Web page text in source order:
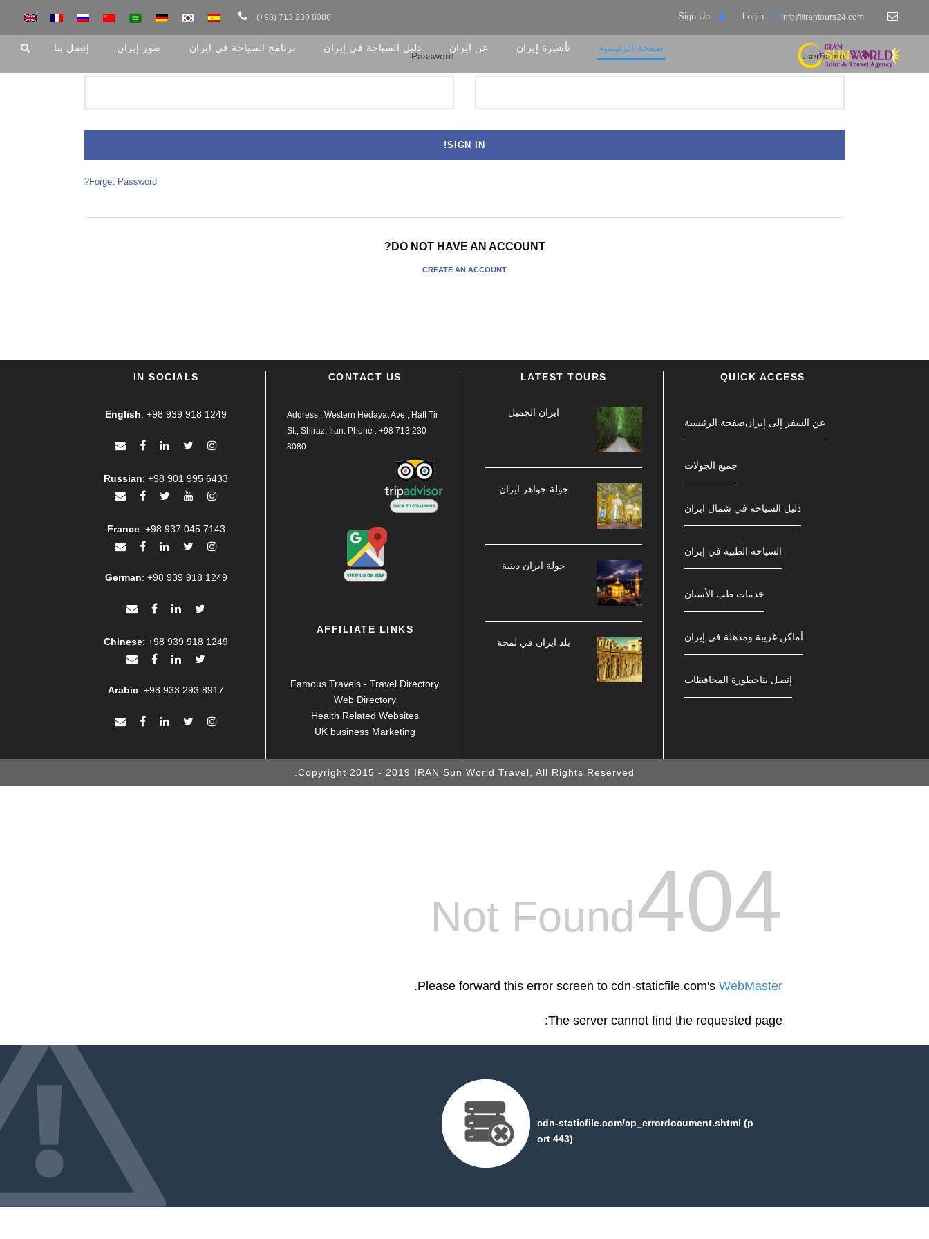
(+98) 713 230 8080 Login
Sign Up
صفحة الرئیسیة تأشيرة إيران عن ایران دلیل السیاحة فی إیران برنامج السیاحة فی ایران صور إیران إتصل بنا
Username
Password
Forget Password?
DO NOT HAVE AN ACCOUNT?
CREATE AN ACCOUNT
QUICK ACCESS
صفحة الرئیسیةعن السفر إلى إيران
جمیع الجولات
دليل السياحة في شمال ایران
السياحة الطبية في إيران
خدمات طب الأسنان
أماكن غريبة ومذهلة في إيران
خطورة المحافظاتإتصل بنا
LATEST TOURS
ایران الجمیل
جولة جواهر ایران
جولة ایران دینیة
بلد ايران في لمحة
CONTACT US
Address : Western Hedayat Ave., Haft Tir
St., Shiraz, Iran. Phone : +98 713 230
8080
AFFILIATE LINKS
Famous Travels - Travel Directory
Web Directory
Health Related Websites
UK business Marketing
IN SOCIALS
English:+98 939 918 1249
Russian:+98 901 995 6433
France: +98 937 045 7143
German: +98 939 918 1249
Chinese:+98 939 918 1249
Arabic:+98 933 293 8917
Copyright 2015 - 2019 IRAN Sun World Travel, All Rights Reserved.
404
Not Found
Please forward this error screen to cdn-staticfile.com'sWebMaster
.
The server cannot find the requested page:
cdn-staticfile.com/cp_errordocument.shtml (p
ort 443)